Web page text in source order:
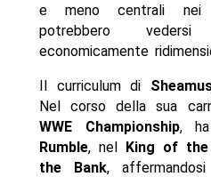
e meno centrali nei
potrebbero
economicamente
Il curriculum di
Nel corso della sua
WWE Championship,
Rumble, nel King of the
the Bank,